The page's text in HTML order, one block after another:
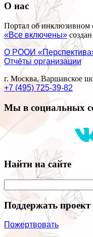
О нас
Портал об инклюзивном
«Все включены»создан
О РООИ
Отчёты организации
г. Москва, Варшавское
+7 (495) 725-39-82
Мы в социальных
Найти на сайте
Поддержать проект
Пожертвовать